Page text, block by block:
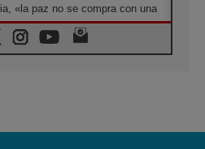
«la paz no se compra con una
celebraron los 416 años del